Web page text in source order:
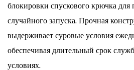
блокировки спускового крючка для
случайного запуска. Прочная
выдерживает суровые условия
обеспечивая длительный срок
условиях.